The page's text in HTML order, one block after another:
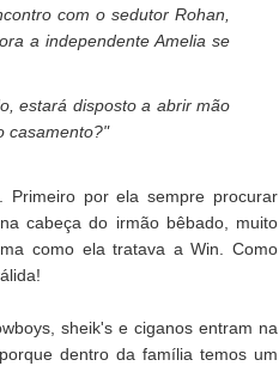
com o sedutor Rohan,
a independente Amelia se
estará disposto a abrir mão
casamento?"
por ela sempre procurar
cabeça do irmão bêbado, muito
como ela tratava a Win. Como
sheik's e ciganos entram na
dentro da família temos um